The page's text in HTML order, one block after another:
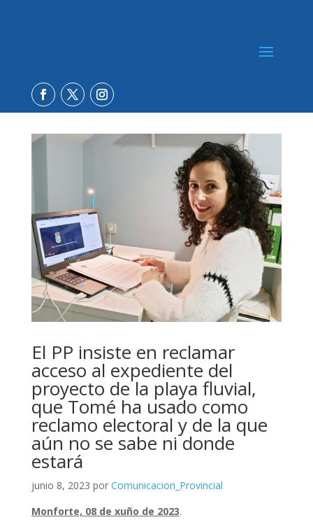
El PP insiste en reclamar
acceso al expediente del
proyecto de la playa fluvial,
que Tomé ha usado como
reclamo electoral y de la que
aún no se sabe ni donde
estará
junio 8, 2023 por Comunicacion_Provincial
Monforte, 08 de xuño de 2023.